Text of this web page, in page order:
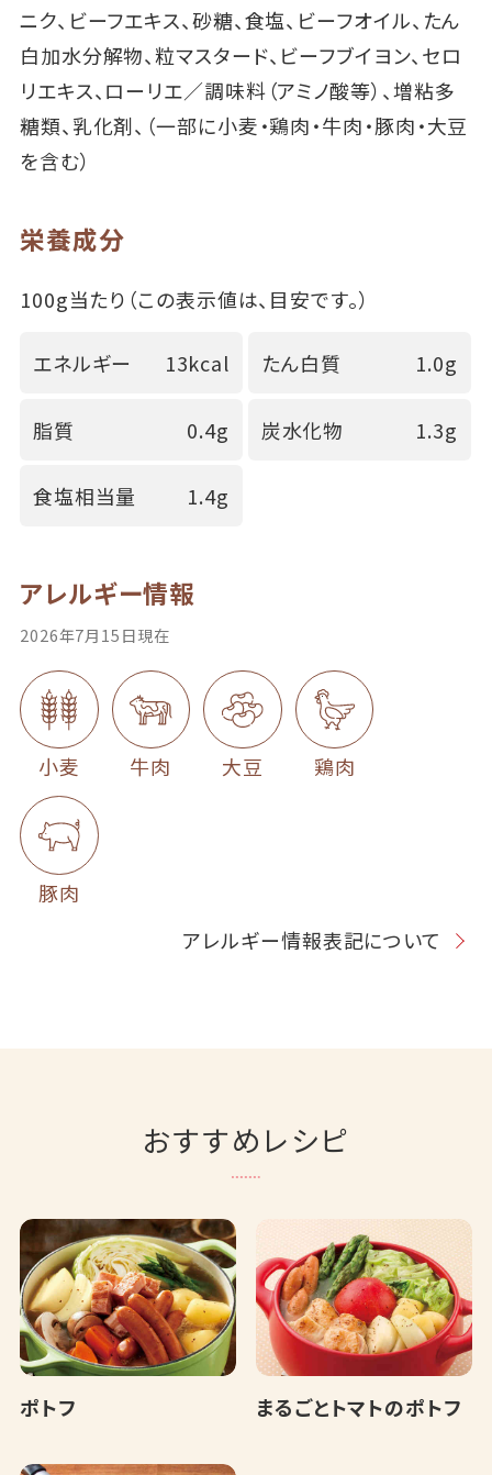
ニク、ビーフエキス、砂糖、食塩、ビーフオイル、たん
白加水分解物、粒マスタード、ビーフブイヨン、セロ
リエキス、ローリエ／調味料（アミノ酸等）、増粘多
糖類、乳化剤、（一部に小麦・鶏肉・牛肉・豚肉・大豆
を含む）
栄養成分
100g当たり（この表示値は、目安です。）
エネルギー 13kcal たん白質 1.0g
脂質 0.4g 炭水化物 1.3g
食塩相当量 1.4g
アレルギー情報
2026年7月15日現在
小麦 牛肉 大豆 鶏肉
豚肉
アレルギー情報表記について
おすすめレシピ
ポトフ まるごとトマトのポトフ